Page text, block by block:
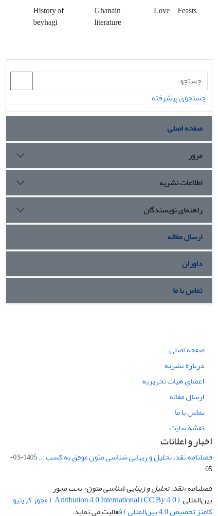
History of
beyhagi
Ghanain
literature
Love Feasts
جستجوی پیشرفته
صفحه اصلی
مرور
اطلاعات نشریه
راهنمای نویسندگان
ارسال مقاله
داوران
تماس با ما
صفحه اصلی
درباره نشریه
اعضای هیات تحریریه
ارسال مقاله
تماس با ما
نقشه سایت
اخبار و اعلانات
فصلنامه نقد، تحلیل و زیبایی شناسی متون موفق به کسب ...
1405-03-
05
فصلنامه«نقد، تحلیل و زیبایی شناسی متون»تحت مجوز
بین‌المللی
Attribution 4.0 International (CC By 4.0 ) ( مجوز کریتیو
کامنز تخصیص 4.0 بین‌المللی ) ف
عالیت می نماید.